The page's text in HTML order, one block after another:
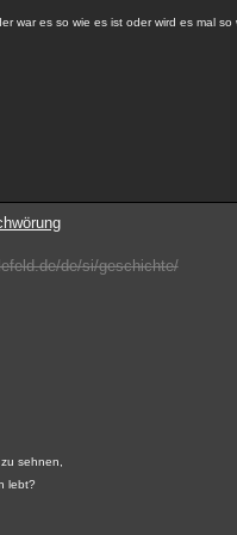
war es so wie es ist oder wird es mal so
de/si/geschichte/
sehnen,
lebt?